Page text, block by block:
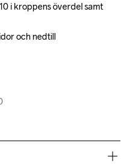
i kroppens överdel samt
och nedtill
i kroppens överdel samt
och nedtill